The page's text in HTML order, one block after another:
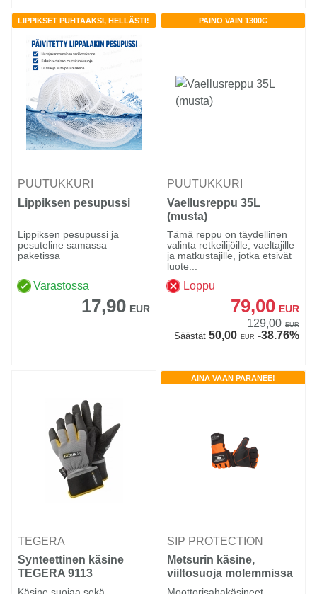
LIPPIKSET PUHTAAKSI, HELLÄSTI!
PUUTUKKURI
Lippiksen pesupussi
Lippiksen pesupussi ja
pesuteline samassa
paketissa
Varastossa
17,90 EUR
PAINO VAIN 1300G
PUUTUKKURI
Vaellusreppu 35L
(musta)
Tämä reppu on täydellinen
valinta retkeilijöille, vaeltajille
ja matkustajille, jotka etsivät
luote...
Loppu
79,00 EUR
129,00 EUR
Säästät50,00 EUR -38.76%
TEGERA
Synteettinen käsine
TEGERA 9113
Käsine suojaa sekä
AINA VAAN PARANEE!
SIP PROTECTION
Metsurin käsine,
viiltosuoja molemmissa
käsissä!
Moottorisahakäsineet